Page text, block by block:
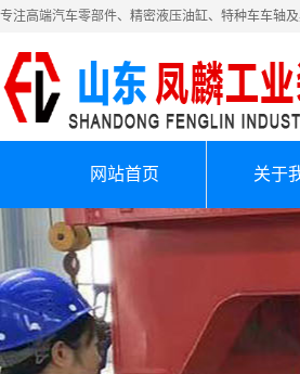
专注高端汽车零部件、精密液压油缸、特种车车轴
网站首页 关于